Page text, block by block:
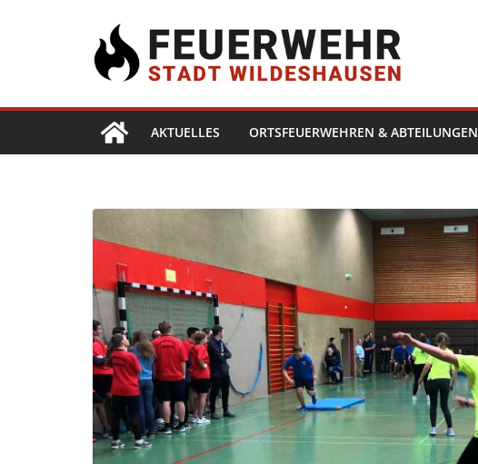
AKTUELLES ORTSFEUERWEHREN & ABTEILUNGEN